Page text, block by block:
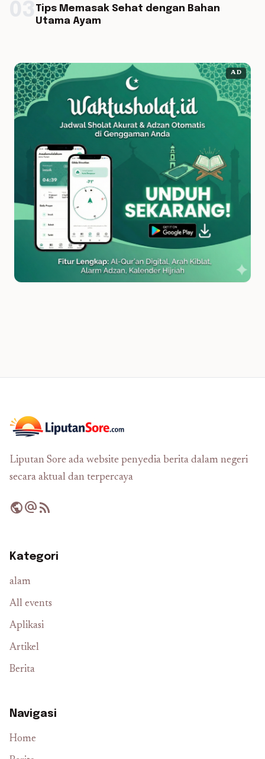
Tips Memasak Sehat dengan Bahan
Utama Ayam
AD
Liputan Sore ada website penyedia berita dalam negeri
secara aktual dan terpercaya
publicalternate_emailrss_feed
Kategori
alam
All events
Aplikasi
Artikel
Berita
Navigasi
Home